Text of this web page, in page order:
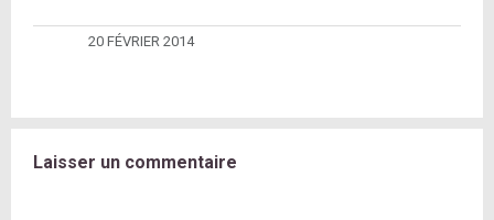
20 FÉVRIER 2014
Laisser un commentaire